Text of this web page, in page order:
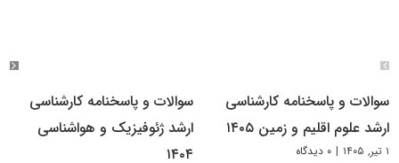
سوالات و پاسخنامه کارشناسی
ارشد علوم اقلیم و زمین ۱۴۰۵
۱ تیر, ۱۴۰۵ | ۰ دیدگاه
سوالات و پاسخنامه کارشناسی
ارشد ژئوفیزیک و هواشناسی
۱۴۰۴